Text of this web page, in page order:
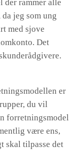
der rammer alle
jeg som ung
med sjove
Det
er
du vil
forretningsmodel
være ens,
skal tilpasse det